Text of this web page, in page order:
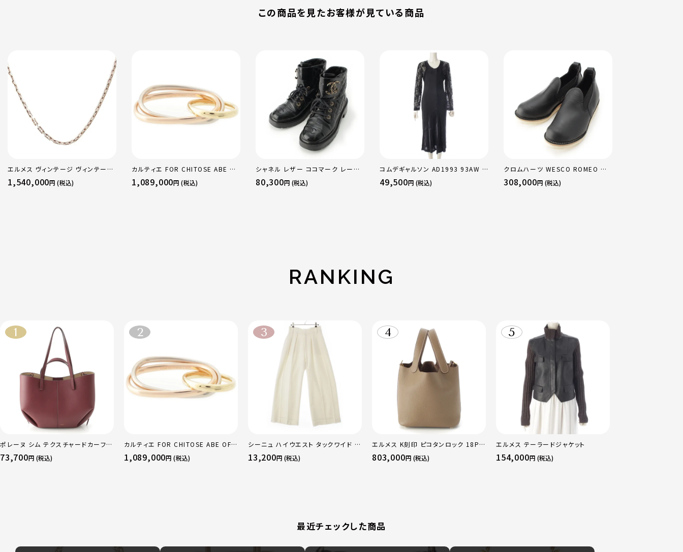
この商品を見たお客様が見ている商品
エルメス ヴィンテージ ヴィンテージ
925 ヘラクレスPM Hモチーフ チェ
ーン ネックレス アクセサリー シルバ
1,540,000円 (税込)
カルティエ FOR CHITOSE ABE OF
sacai サカイ 750 YG×PG×WG
トリニティ リング 指輪 マルチカラー
1,089,000円 (税込)
シャネル レザー ココマーク レース
アップ マウンテン ショート ブーツ シ
ューズ G36424 ブラック 37.5
80,300円 (税込)
コムデギャルソン AD1993 93AW キ
ュプラ Synergy シナジー レース 切
替 キュプラ ロング ワンピース ドレ
49,500円 (税込)
クロムハーツ WESCO ROMEO レ
ザー ダガー ブーツ ブラック 8
308,000円 (税込)
RANKING
ポレーヌ シム テクスチャードカーフレ
ザー トートバッグ ダークチェリー レギ
ュラー
73,700円 (税込)
カルティエ FOR CHITOSE ABE OF
sacai サカイ 750 YG×PG×WG ト
リニティ リング 指輪 マルチカラー 50
1,089,000円 (税込)
シーニュ ハイウエスト タックワイド パ
ンツ ボトムス オフホワイト 0
13,200円 (税込)
エルメス K刻印 ピコタンロック 18PM
トリヨン ハンドバッグ ゴールド金具 エ
トゥープ
803,000円 (税込)
エルメス テーラードジャケット
154,000円 (税込)
最近チェックした商品